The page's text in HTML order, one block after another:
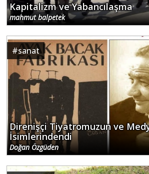
Kapitalizm ve Yabancılaşma
mahmut balpetek
#sanat
Direnişçi Tiyatromuzun ve
İsimlerindendi
Doğan Özgüden